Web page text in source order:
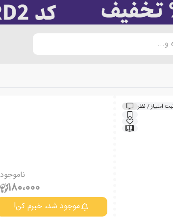
و...
امتیاز / نظر
ناموجود
180،000
موجود شد، خبرم کن!